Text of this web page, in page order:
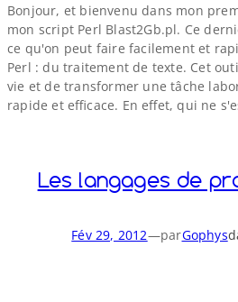
Bonjour, et bienvenu dans mon
mon script Perl Blast2Gb​.pl. Ce
ce qu'on peut faire facilement et
Perl : du traitement de texte. Cet
vie et de transformer une tâche
rapide et efficace. En effet, qui ne
Les langages de
Fév 29, 2012—parGophys